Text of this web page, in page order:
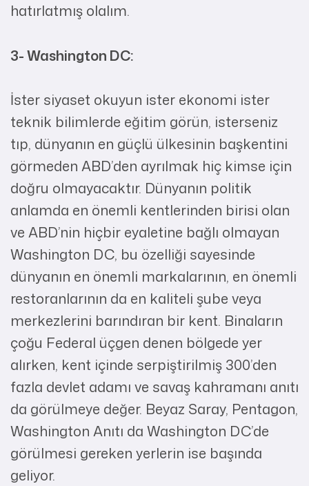
hatırlatmış olalım.
3- Washington DC:
İster siyaset okuyun ister ekonomi ister
teknik bilimlerde eğitim görün, isterseniz
tıp, dünyanın en güçlü ülkesinin başkentini
görmeden ABD’den ayrılmak hiç kimse için
doğru olmayacaktır. Dünyanın politik
anlamda en önemli kentlerinden birisi olan
ve ABD’nin hiçbir eyaletine bağlı olmayan
Washington DC, bu özelliği sayesinde
dünyanın en önemli markalarının, en önemli
restoranlarının da en kaliteli şube veya
merkezlerini barındıran bir kent. Binaların
çoğu Federal üçgen denen bölgede yer
alırken, kent içinde serpiştirilmiş 300’den
fazla devlet adamı ve savaş kahramanı anıtı
da görülmeye değer. Beyaz Saray, Pentagon,
Washington Anıtı da Washington DC’de
görülmesi gereken yerlerin ise başında
geliyor.